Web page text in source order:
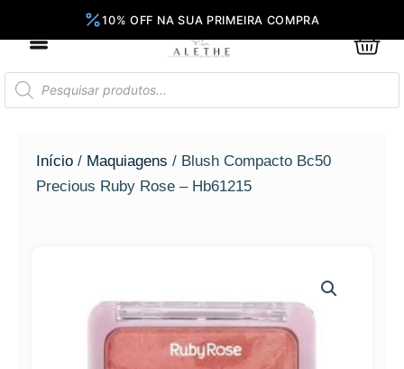
conteúdo
Pesquisar
produtos
Início / Maquiagens / Blush Compacto Bc50
Precious Ruby Rose – Hb61215